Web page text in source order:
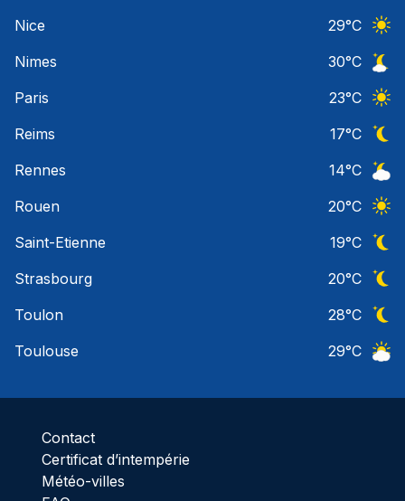
Nice
29°C
Nimes
30°C
Paris
23°C
Reims
17°C
Rennes
14°C
Rouen
20°C
Saint-Etienne
19°C
Strasbourg
20°C
Toulon
28°C
Toulouse
29°C
Contact
Certificat d’intempérie
Météo-villes